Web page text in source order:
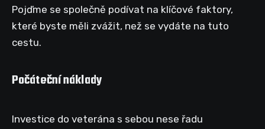
Pojďme se společně podívat na klíčové faktory,
které byste měli zvážit, než se vydáte na tuto
cestu.
Počáteční náklady
Investice do veterána s sebou nese řadu